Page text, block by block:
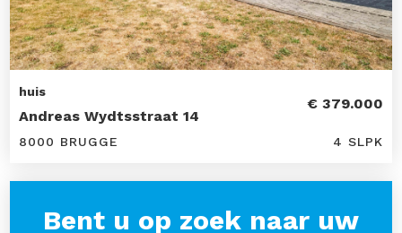
huis
Andreas Wydtsstraat 14
€ 379.000
8000 BRUGGE 4 SLPK
Bent u op zoek naar uw